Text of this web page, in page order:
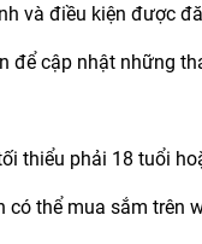
và điều kiện được
để cập nhật những
thiểu phải 18 tuổi
thể mua sắm